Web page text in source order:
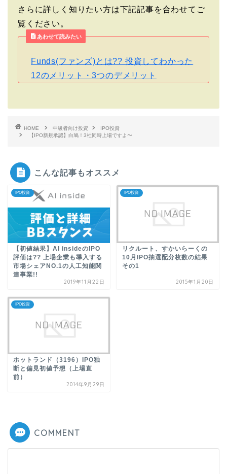
さらに詳しく知りたい方は下記記事を合わせてご
覧ください。
あわせて読みたい
Funds(ファンズ)とは?? 投資してわかった
12のメリット・3つのデメリット
HOME 中級者向け投資
IPO投資
【IPO新規承認】白鳩！3社同時上場ですよ〜
こんな記事もオススメ
IPO投資
【初値結果】AI insideのIPO
評価は?? 上場企業も導入する
市場シェアNO.1の人工知能関
連事業!!
2019年11月22日
IPO投資
リクルート、すかいらーくの
10月IPO抽選配分枚数の結果
その1
2015年1月20日
IPO投資
ホットランド（3196）IPO独
断と偏見初値予想（上場直
前）
2014年9月29日
COMMENT